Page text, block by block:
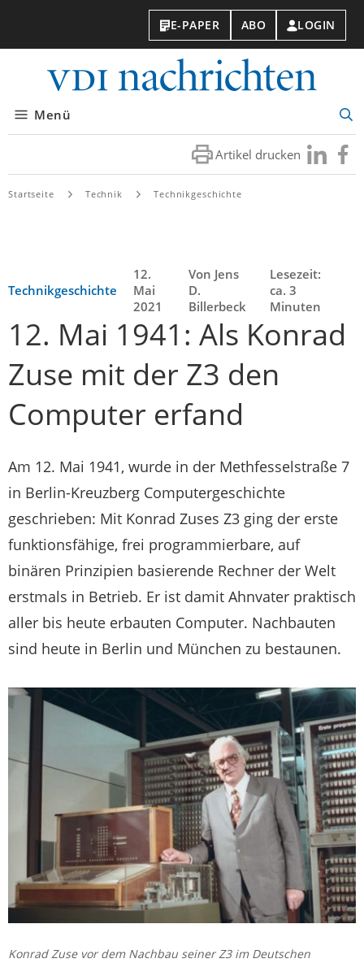
E-PAPER ABO LOGIN
Menü
Artikel drucken Besuchen
Sie
Sie
Startseite Technik Technikgeschichte
Technikgeschichte
12.
Mai
2021
Von Jens
D.
Billerbeck
Lesezeit:
ca. 3
Minuten
12. Mai 1941: Als Konrad
Zuse mit der Z3 den
Computer erfand
Am 12. Mai 1941, wurde in der Methfesselstraße 7
in Berlin-Kreuzberg Computergeschichte
geschrieben: Mit Konrad Zuses Z3 ging der erste
funktionsfähige, frei programmierbare, auf
binären Prinzipien basierende Rechner der Welt
erstmals in Betrieb. Er ist damit Ahnvater praktisch
aller bis heute erbauten Computer. Nachbauten
sind heute in Berlin und München zu bestaunen.
Konrad Zuse vor dem Nachbau seiner Z3 im Deutschen